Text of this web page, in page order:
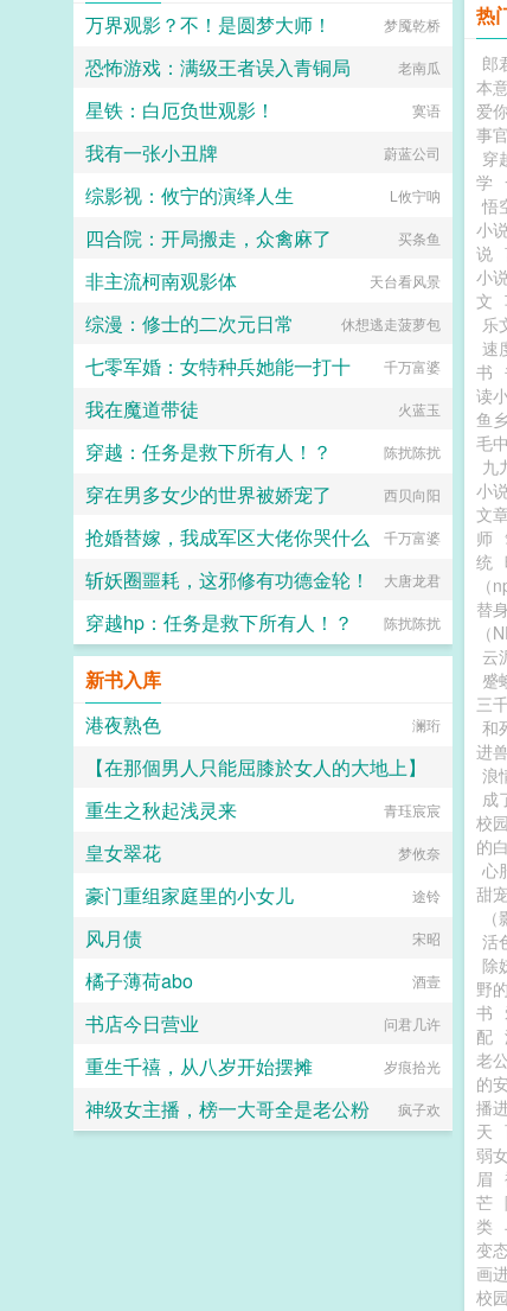
热
郎
本
爱
事
穿
学
悟
小
说
小
文
乐
速
书
读
鱼乡
毛
九
小
文
师
统
（
替
（
云
蹙
三
和
进
浪
成
校园
的
心
甜
活
除
野
书
配
老
的
播
天
弱
眉
芒
类
变态
画
校园
万界观影？不！是圆梦大师！
梦魇乾桥
恐怖游戏：满级王者误入青铜局 老南瓜
星铁：白厄负世观影！ 寞语
我有一张小丑牌 蔚蓝公司
综影视：攸宁的演绎人生 L攸宁呐
四合院：开局搬走，众禽麻了 买条鱼
非主流柯南观影体 天台看风景
综漫：修士的二次元日常 休想逃走菠萝包
七零军婚：女特种兵她能一打十 千万富婆
我在魔道带徒 火蓝玉
穿越：任务是救下所有人！？ 陈扰陈扰
穿在男多女少的世界被娇宠了 西贝向阳
抢婚替嫁，我成军区大佬你哭什么 千万富婆
斩妖圈噩耗，这邪修有功德金轮！ 大唐龙君
穿越hp：任务是救下所有人！？ 陈扰陈扰
新书入库
港夜熟色
澜珩
【在那個男人只能屈膝於女人的大地上】
小怪兽
重生之秋起浅灵来 青珏宸宸
皇女翠花 梦攸奈
豪门重组家庭里的小女儿 途铃
风月债 宋昭
橘子薄荷abo 酒壹
书店今日营业 问君几许
重生千禧，从八岁开始摆摊 岁痕拾光
神级女主播，榜一大哥全是老公粉 疯子欢